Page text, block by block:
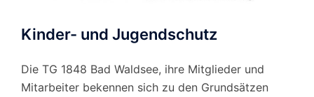
Kinder- und Jugendschutz
Die TG 1848 Bad Waldsee, ihre Mitglieder und
Mitarbeiter bekennen sich zu den Grundsätzen